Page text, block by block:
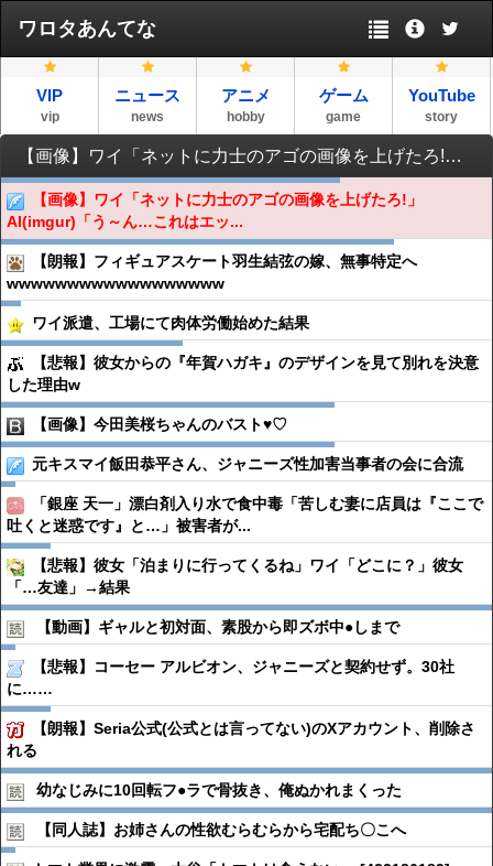
ワロタあんてな
VIP
vip
ニュース
news
アニメ
hobby
ゲーム
game
YouTube
story
【画像】ワイ「ネットに力士のアゴの画像を上げたろ!」AI(imgur)「う～ん…これはエッチだから削除♡」
【画像】ワイ「ネットに力士のアゴの画像を上げたろ!」
AI(imgur)「う～ん…これはエッ...
【朗報】フィギュアスケート羽生結弦の嫁、無事特定へ
wwwwwwwwwwwwwwwwww
ワイ派遣、工場にて肉体労働始めた結果
【悲報】彼女からの『年賀ハガキ』のデザインを見て別れを決意
した理由w
【画像】今田美桜ちゃんのバスト♥♡
元キスマイ飯田恭平さん、ジャニーズ性加害当事者の会に合流
「銀座 天一」漂白剤入り水で食中毒「苦しむ妻に店員は『ここで
吐くと迷惑です』と…」被害者が...
【悲報】彼女「泊まりに行ってくるね」ワイ「どこに？」彼女
「…友達」→結果
【動画】ギャルと初対面、素股から即ズボ中●︎しまで
【悲報】コーセー アルビオン、ジャニーズと契約せず。30社
に……
【朗報】Seria公式(公式とは言ってない)のXアカウント、削除さ
れる
幼なじみに10回転フ●︎ラで骨抜き、俺ぬかれまくった
【同人誌】お姉さんの性欲むらむらから宅配ち〇こへ